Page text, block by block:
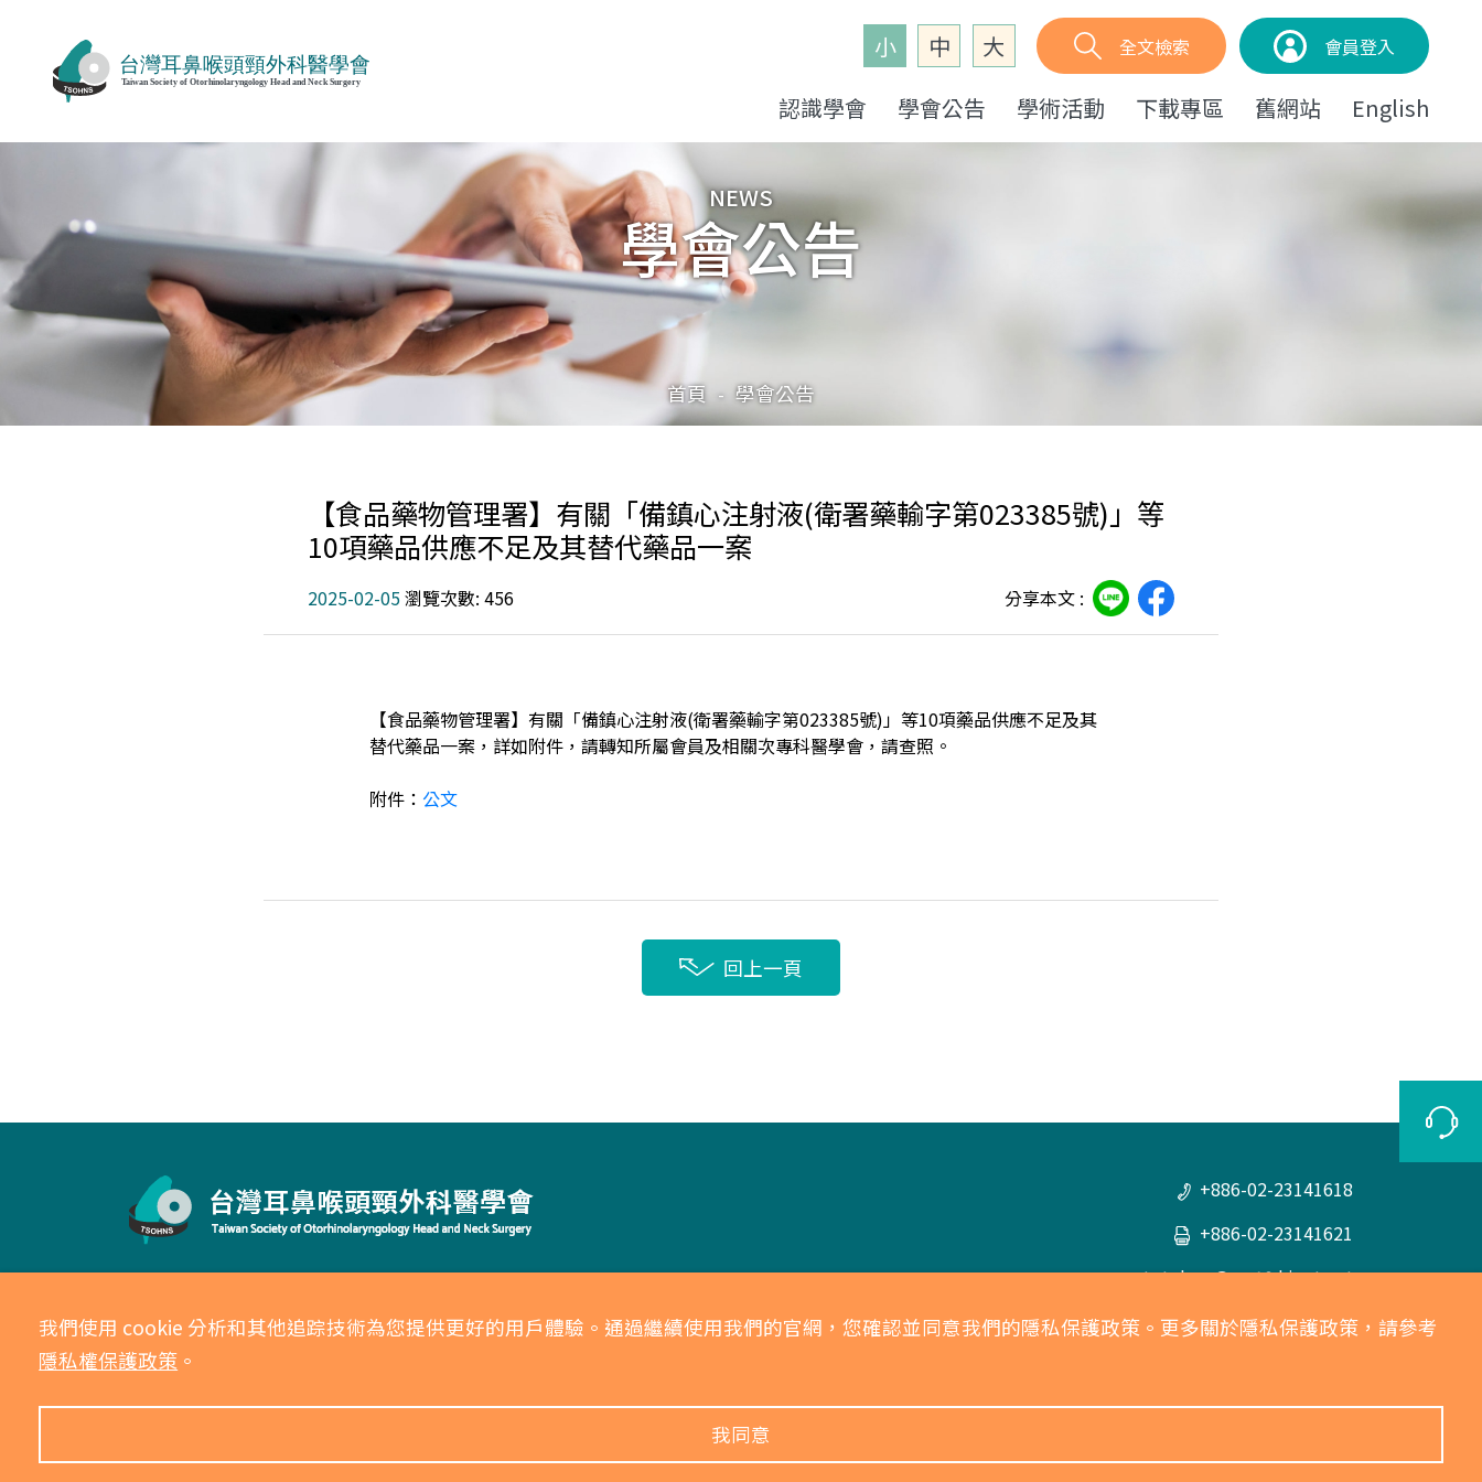
小 中 大 全文檢索 會員登入
認識學會 學會公告 學術活動 下載專區 舊網站 English
我們使用 cookie 分析和其他追踪技術為您提供更好的用戶體驗。通過繼續使用我們的官網，您確認並同意我們的隱私保護政策。更多關於隱私保護政策，請參考
隱私權保護政策 。
我同意
NEWS
學會公告
首頁 - 學會公告
【食品藥物管理署】有關「備鎮心注射液(衛署藥輸字第023385號)」等
10項藥品供應不足及其替代藥品一案
2025-02-05瀏覽次數: 456 分享本文 :
【食品藥物管理署】有關「備鎮心注射液(衛署藥輸字第023385號)」等10項藥品供應不足及其
替代藥品一案，詳如附件，請轉知所屬會員及相關次專科醫學會，請查照。
附件： 公文
回上一頁
Copyright ©2021 本網站內容為「台灣耳鼻喉頭頸外科醫學會」所有 未經授權．禁止轉載
網站管理： 台灣耳鼻喉頭頸外科醫學會.
+886-02-23141618
+886-02-23141621
totolsoc@ms18.hinet.net
統一編號：04134092
100 臺北市中正區衡陽路六號五樓之五